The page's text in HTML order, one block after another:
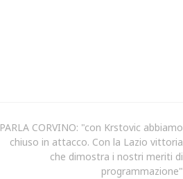
PARLA CORVINO: "con Krstovic abbiamo
chiuso in attacco. Con la Lazio vittoria
che dimostra i nostri meriti di
programmazione"